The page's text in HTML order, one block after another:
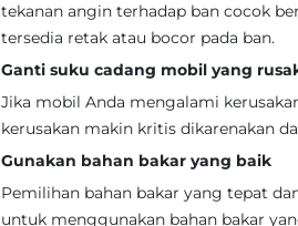
tekanan angin terhadap ban cocok
tersedia retak atau bocor pada ban.
Ganti suku cadang mobil yang
Jika mobil Anda mengalami
kerusakan makin kritis dikarenakan
Gunakan bahan bakar yang baik
Pemilihan bahan bakar yang tepat
untuk menggunakan bahan bakar